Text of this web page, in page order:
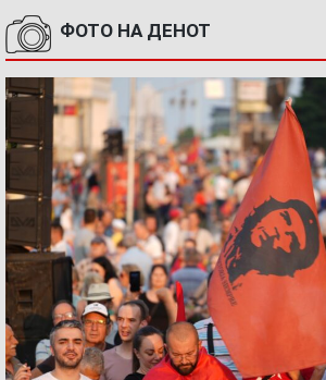
ФОТО НА ДЕНОТ